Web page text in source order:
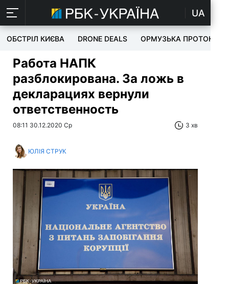
UA
ОБСТРІЛ КИЄВА DRONE DEALS ОРМУЗЬКА ПРОТОКА
Работа НАПК
разблокирована. За ложь в
декларациях вернули
ответственность
08:11 30.12.2020 Ср 3 хв
ЮЛІЯ СТРУК